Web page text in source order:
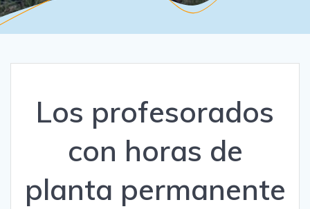
Los profesorados
con horas de
planta permanente